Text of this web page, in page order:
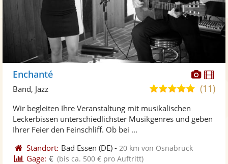
Enchanté
5,0
Sternen
(11)
Band, Jazz
Wir begleiten Ihre Veranstaltung mit musikalischen
Leckerbissen unterschiedlichster Musikgenres und geben
Ihrer Feier den Feinschliff. Ob bei ...
Standort: Bad Essen (DE) - 20 km von Osnabrück
Gage: € (bis ca. 500 € pro Auftritt)